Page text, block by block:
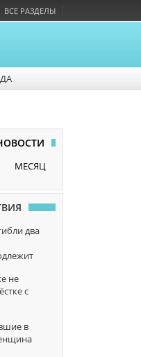
ВСЕ РАЗДЕЛЫ
МЕСЯЦ
два
не
с
в